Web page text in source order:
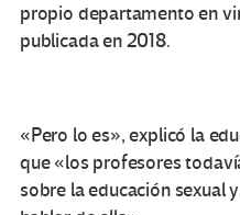
propio departamento en
publicada en 2018.
«Pero lo es», explicó la
que «los profesores
sobre la educación sexual